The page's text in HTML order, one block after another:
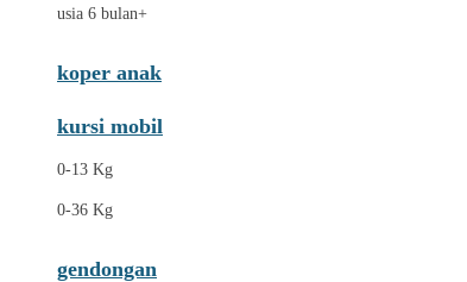
usia 6 bulan+
koper anak
kursi mobil
0-13 Kg
0-36 Kg
gendongan